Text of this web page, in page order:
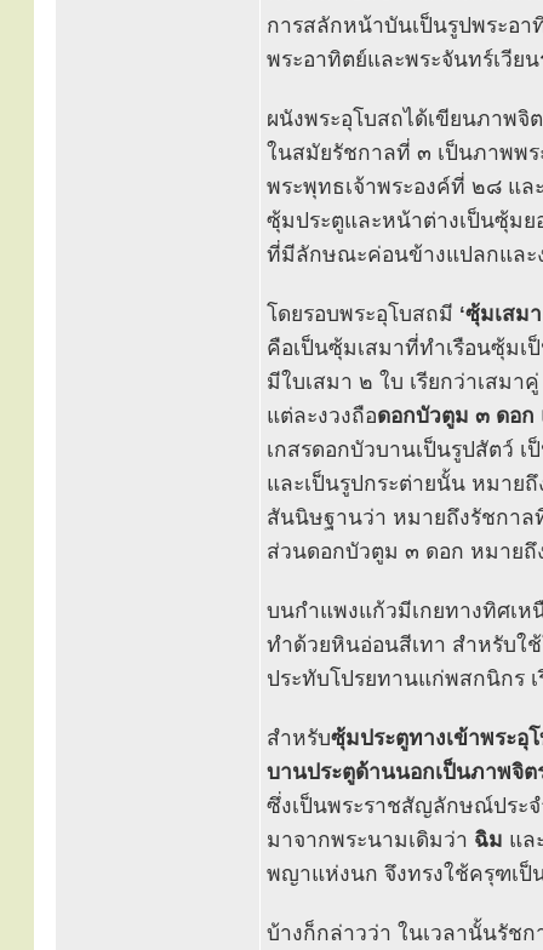
การสลักหน้าบันเป็นรูปพระอ
พระอาทิตย์และพระจันทร์เวีย
ผนังพระอุโบสถได้เขียนภาพจิ
ในสมัยรัชกาลที่ ๓ เป็นภาพพ
พระพุทธเจ้าพระองค์ที่ ๒๘ แล
ซุ้มประตูและหน้าต่างเป็นซุ้ม
ที่มีลักษณะค่อนข้างแปลกและ
โดยรอบพระอุโบสถมี ‘ซุ้มเสม
คือเป็นซุ้มเสมาที่ทำเรือนซุ้มเ
มีใบเสมา ๒ ใบ เรียกว่าเสมา
แต่ละงวงถือดอกบัวตูม ๓ ดอก
เกสรดอกบัวบานเป็นรูปสัตว์
และเป็นรูปกระต่ายนั้น หมาย
สันนิษฐานว่า หมายถึงรัชกาล
ส่วนดอกบัวตูม ๓ ดอก หมายถึ
บนกำแพงแก้วมีเกยทางทิศเห
ทำด้วยหินอ่อนสีเทา สำหรับใ
ประทับโปรยทานแก่พสกนิกร
สำหรับซุ้มประตูทางเข้าพระอุ
บานประตูด้านนอกเป็นภาพจิ
ซึ่งเป็นพระราชสัญลักษณ์ประ
มาจากพระนามเดิมว่า ฉิม แล
พญาแห่งนก จึงทรงใช้ครุฑเป็
บ้างก็กล่าวว่า ในเวลานั้นรัชก